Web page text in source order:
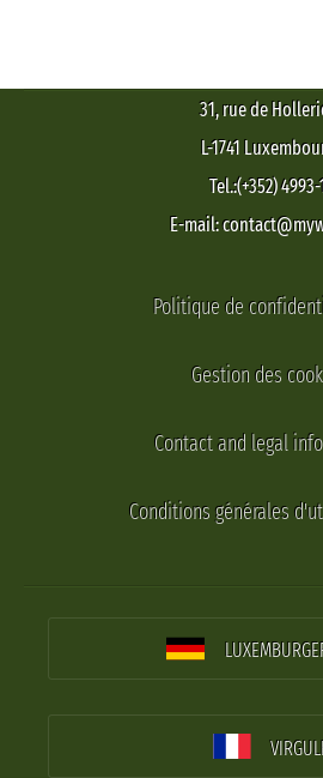
31, rue de
L-1741
Tel.:(+352) 4993-
E-mail:
Politique de
Gestion des
Contact and legal
Conditions générales